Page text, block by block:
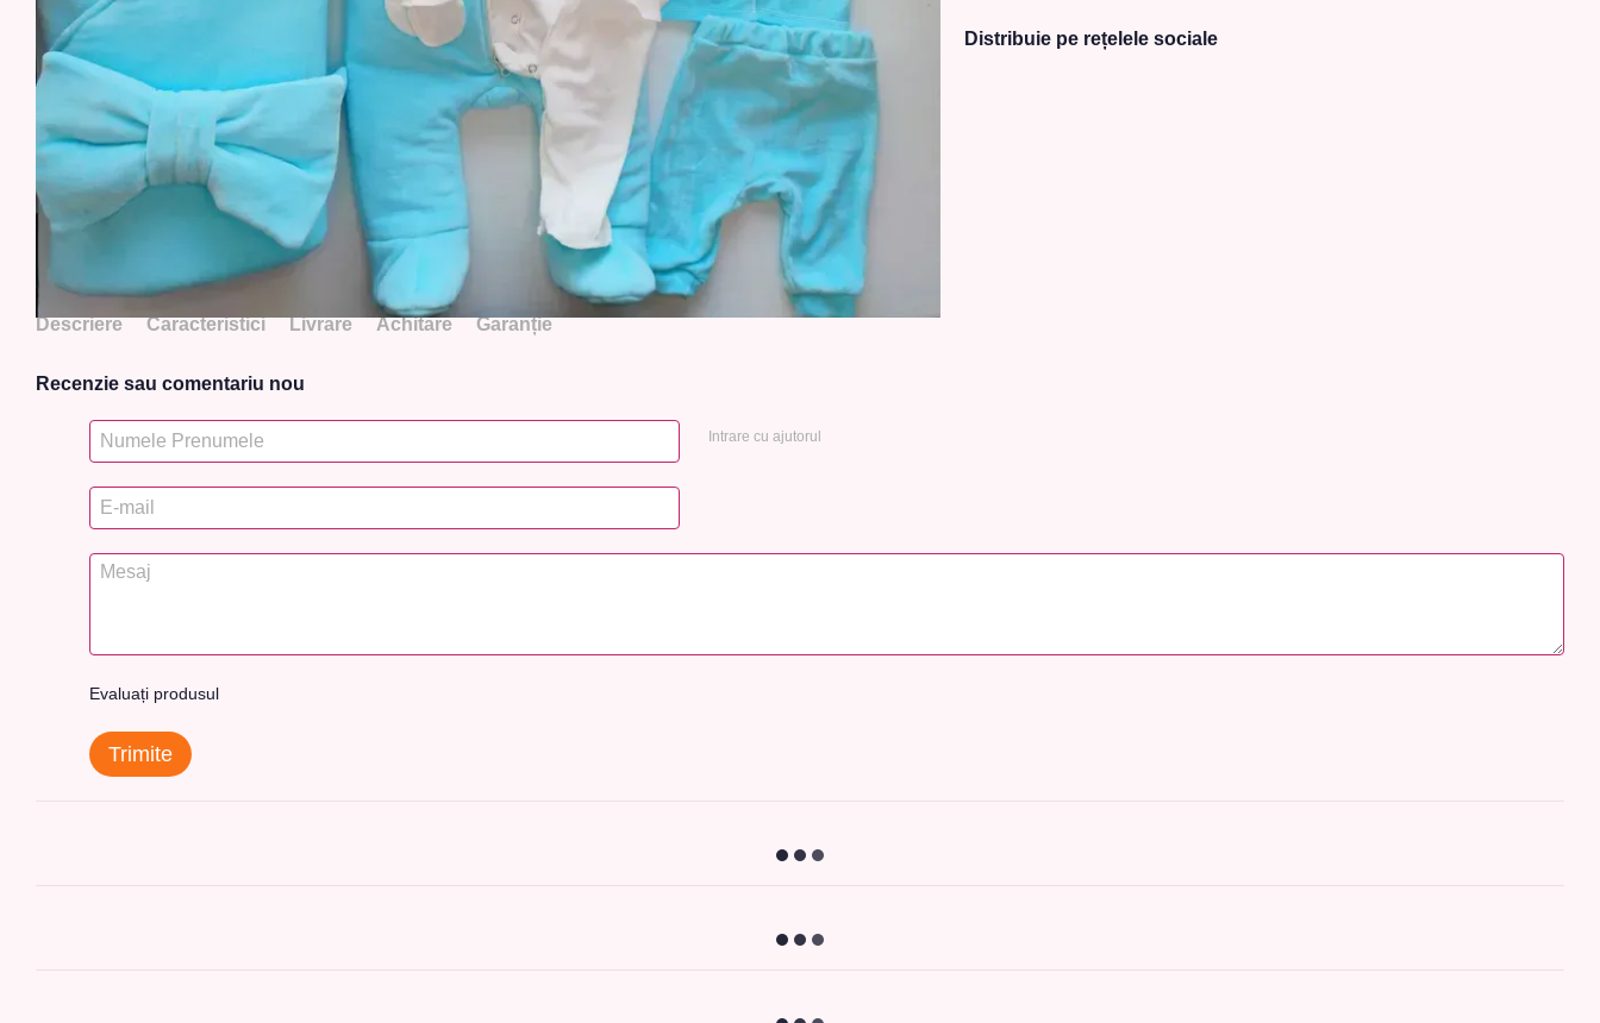
Descriere Caracteristici Livrare Achitare Garanție
Distribuie pe rețelele sociale
Recenzie sau comentariu nou
Intrare cu ajutorul
Evaluați produsul
Trimite